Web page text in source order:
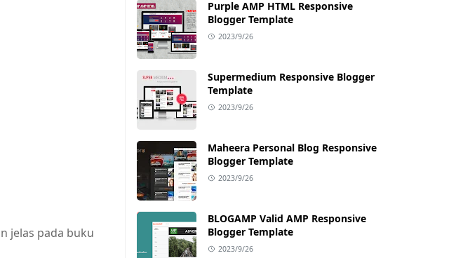
jelas pada buku
Purple AMP HTML Responsive
Blogger Template
2023/9/26
Supermedium Responsive Blogger
Template
2023/9/26
Maheera Personal Blog Responsive
Blogger Template
2023/9/26
BLOGAMP Valid AMP Responsive
Blogger Template
2023/9/26